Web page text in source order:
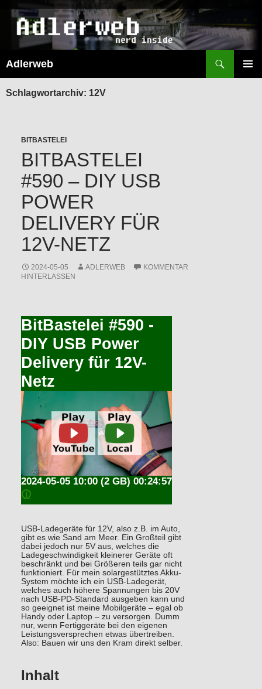
Adlerweb
SPRINGEN
Schlagwortarchiv: 12V
BITBASTELEI
BITBASTELEI
#590 – DIY USB
POWER
DELIVERY FÜR
12V-NETZ
2024-05-05 ADLERWEB
KOMMENTAR
HINTERLASSEN
BitBastelei #590 -
DIY USB Power
Delivery für 12V-
Netz
(2 GB) 00:24:57
2024-05-05 10:00
🛈
USB-Ladegeräte für 12V, also z.B. im Auto,
gibt es wie Sand am Meer. Ein Großteil gibt
dabei jedoch nur 5V aus, welches die
Ladegeschwindigkeit kleinerer Geräte oft
beschränkt und bei Größeren teils gar nicht
funktioniert. Für mein solargestütztes Akku-
System möchte ich ein USB-Ladegerät,
welches auch höhere Spannungen bis 20V
nach USB-PD-Standard ausgeben kann und
so geeignet ist meine Mobilgeräte – egal ob
Handy oder Laptop – zu versorgen. Dumm
nur, wenn Fertiggeräte bei den eigenen
Leistungsversprechen etwas übertreiben.
Also: Bauen wir uns den Kram direkt selber.
Inhalt